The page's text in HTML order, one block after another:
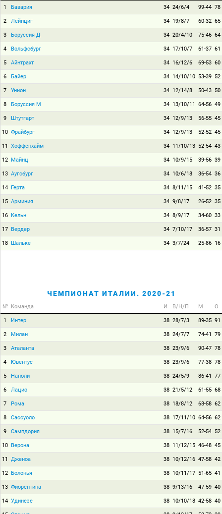
1 Бавария 34 24/6/4 99-44 78
2 Лейпциг 34 19/8/7 60-32 65
3 Боруссия Д 34 20/4/10 75-46 64
4 Вольфсбург 34 17/10/7 61-37 61
5 Айнтрахт 34 16/12/6 69-53 60
6 Байер 34 14/10/10 53-39 52
7 Унион 34 12/14/8 50-43 50
8 Боруссия М 34 13/10/11 64-56 49
9 Штутгарт 34 12/9/13 56-55 45
10 Фрайбург 34 12/9/13 52-52 45
11 Хоффенхайм 34 11/10/13 52-54 43
12 Майнц 34 10/9/15 39-56 39
13 Аугсбург 34 10/6/18 36-54 36
14 Герта 34 8/11/15 41-52 35
15 Арминия 34 9/8/17 26-52 35
16 Кельн 34 8/9/17 34-60 33
17 Вердер 34 7/10/17 36-57 31
18 Шальке 34 3/7/24 25-86 16
ЧЕМПИОНАТ ИТАЛИИ. 2020-21
№ Команда И В/Н/П М О
1 Интер 38 28/7/3 89-35 91
2 Милан 38 24/7/7 74-41 79
3 Аталанта 38 23/9/6 90-47 78
4 Ювентус 38 23/9/6 77-38 78
5 Наполи 38 24/5/9 86-41 77
6 Лацио 38 21/5/12 61-55 68
7 Рома 38 18/8/12 68-58 62
8 Сассуоло 38 17/11/10 64-56 62
9 Сампдория 38 15/7/16 52-54 52
10 Верона 38 11/12/15 46-48 45
11 Дженоа 38 10/12/16 47-58 42
12 Болонья 38 10/11/17 51-65 41
13 Фиорентина 38 9/13/16 47-59 40
14 Удинезе 38 10/10/18 42-58 40